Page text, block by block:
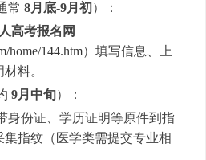
常8月底-9月初 ）：
高考报名网
home/144.htm）填写信息、上
料。
9月中旬）：
证、学历证明等原件到指
集指纹（医学类需提交专业相